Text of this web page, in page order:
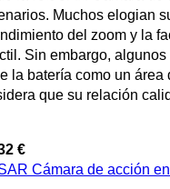
Muchos elogian
del zoom y la
Sin embargo,
la batería como un área
que su relación
€
Cámara de acción